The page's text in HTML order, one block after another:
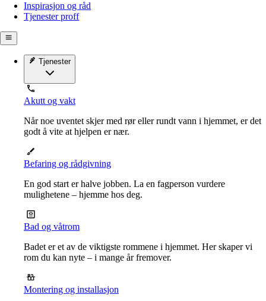
Inspirasjon og råd
Tjenester proff
Tjenester
Akutt og vakt
Når noe uventet skjer med rør eller rundt vann i hjemmet, er det
godt å vite at hjelpen er nær.
Befaring og rådgivning
En god start er halve jobben. La en fagperson vurdere
mulighetene – hjemme hos deg.
Bad og våtrom
Badet er et av de viktigste rommene i hjemmet. Her skaper vi
rom du kan nyte – i mange år fremover.
Montering og installasjon